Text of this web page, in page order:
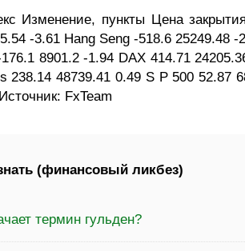
Изменение, пункты Цена
-3.61 Hang Seng -518.6 25249.48
8901.2 -1.94 DAX 414.71
238.14 48739.41 0.49 S P 500 52.87
FxTeam
(финансовый ликбез)
термин гульден?